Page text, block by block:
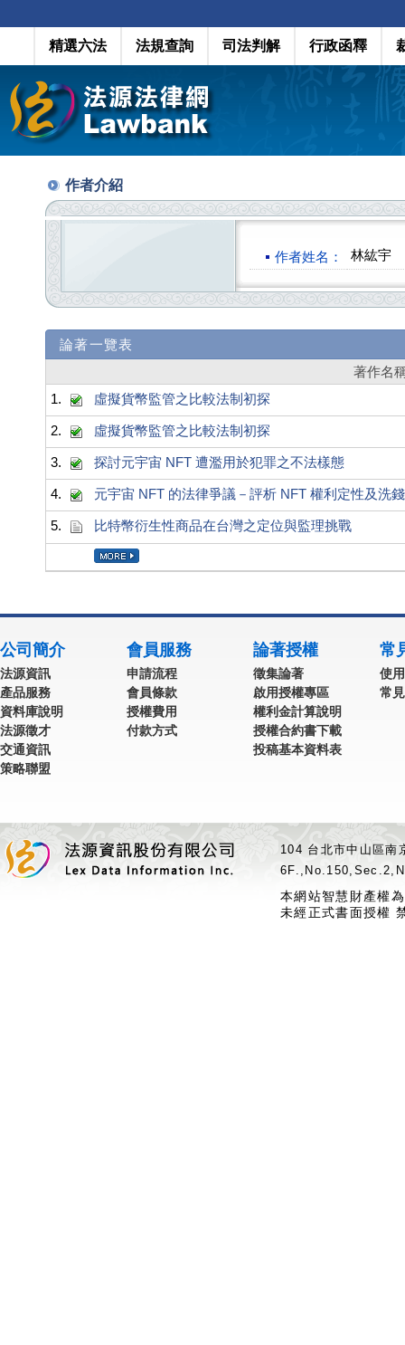
精選六法 法規查詢 司法判解 行政函釋
作者介紹
作者姓名： 林紘宇
論著一覽表
著作名
1.
虛擬貨幣監管之比較法制初探
2. 虛擬貨幣監管之比較法制初探
3. 探討元宇宙 NFT 遭濫用於犯罪之不法樣態
4. 元宇宙 NFT 的法律爭議－評析 NFT 權利定性及洗
5. 比特幣衍生性商品在台灣之定位與監理挑戰
公司簡介
法源資訊
產品服務
資料庫說明
法源徵才
交通資訊
策略聯盟
會員服務
申請流程
會員條款
授權費用
付款方式
論著授權
徵集論著
啟用授權專區
權利金計算說明
授權合約書下載
投稿基本資料表
常
使
常
104 台北市中山區
本網站智慧財產權
未經正式書面授權